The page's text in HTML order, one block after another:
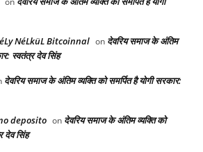
NéLküL Bitcoinnal on देवरिय समाज के अंतिम
स्वतंत्र देव सिंह
देवरिय समाज के अंतिम व्यक्ति को समर्पित है योगी सरकार:
deposito on देवरिय समाज के अंतिम व्यक्ति को
देव सिंह